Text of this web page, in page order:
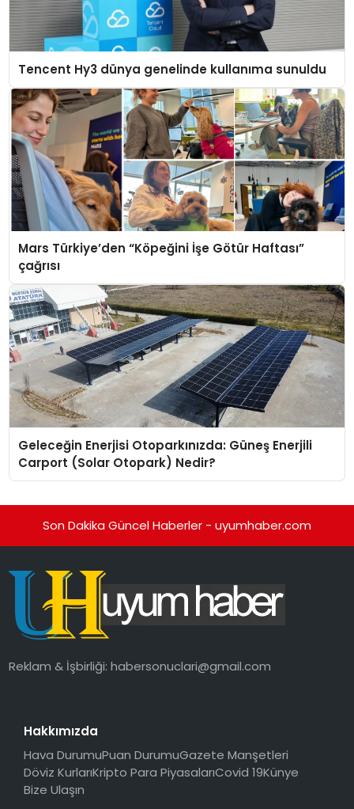
Tencent Hy3 dünya genelinde kullanıma sunuldu
Mars Türkiye’den “Köpeğini İşe Götür Haftası”
çağrısı
Geleceğin Enerjisi Otoparkınızda: Güneş Enerjili
Carport (Solar Otopark) Nedir?
Son Dakika Güncel Haberler - uyumhaber.com
Reklam & İşbirliği:habersonuclari@gmail.com
Hakkımızda
Hava DurumuPuan DurumuGazete Manşetleri
Döviz KurlarıKripto Para PiyasalarıCovid 19Künye
Bize Ulaşın